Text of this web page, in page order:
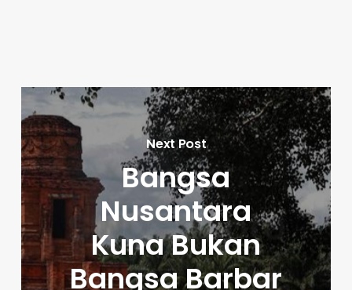
Next Post
Bangsa
Nusantara
Kuna Bukan
Bangsa Barbar